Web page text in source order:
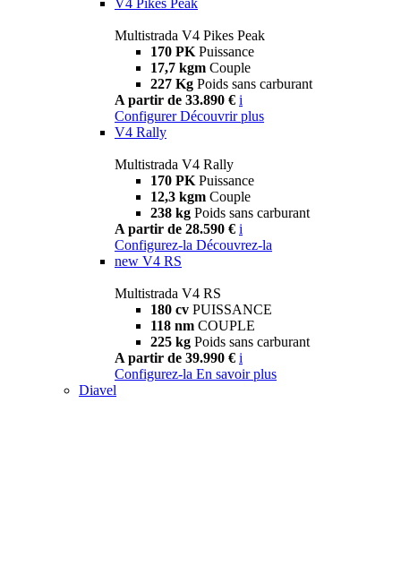
Multistrada V4 Pikes Peak
170 PK Puissance
17,7 kgm Couple
227 Kg Poids sans carburant
A partir de 33.890 € i
Configurer Découvrir plus
V4 Rally
Multistrada V4 Rally
170 PK Puissance
12,3 kgm Couple
238 kg Poids sans carburant
A partir de 28.590 € i
Configurez-la Découvrez-la
new V4 RS
Multistrada V4 RS
180 cv PUISSANCE
118 nm COUPLE
225 kg Poids sans carburant
A partir de 39.990 € i
Configurez-la En savoir plus
Diavel